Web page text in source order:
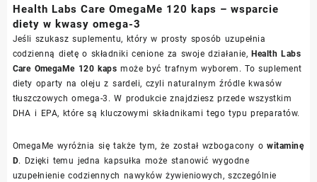
Health Labs Care OmegaMe 120 kaps – wsparcie
diety w kwasy omega-3
Jeśli szukasz suplementu, który w prosty sposób uzupełnia
codzienną dietę o składniki cenione za swoje działanie, Health Labs
Care OmegaMe 120 kaps może być trafnym wyborem. To suplement
diety oparty na oleju z sardeli, czyli naturalnym źródle kwasów
tłuszczowych omega-3. W produkcie znajdziesz przede wszystkim
DHA i EPA, które są kluczowymi składnikami tego typu preparatów.
OmegaMe wyróżnia się także tym, że został wzbogacony owitaminę
D. Dzięki temu jedna kapsułka może stanowić wygodne
uzupełnienie codziennych nawyków żywieniowych, szczególnie